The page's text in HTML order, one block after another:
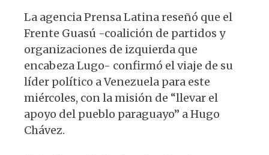
La agencia Prensa Latina reseñó que el
Frente Guasú -coalición de partidos y
organizaciones de izquierda que
encabeza Lugo- confirmó el viaje de su
líder político a Venezuela para este
miércoles, con la misión de “llevar el
apoyo del pueblo paraguayo” a Hugo
Chávez.